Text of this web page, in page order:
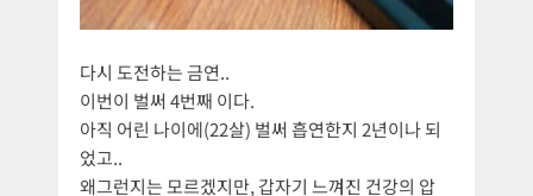
다시 도전하는 금연..
이번이 벌써 4번째 이다.
아직 어린 나이에(22살) 벌써 흡연한지 2년이나 되
었고..
왜그런지는 모르겠지만, 갑자기 느껴진 건강의 압